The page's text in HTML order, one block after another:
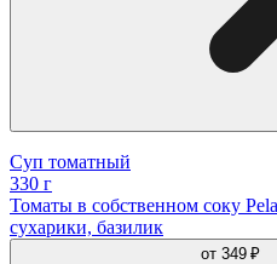
Суп томатный
330 г
Томаты в собственном соку
сухарики, базилик
от 349 ₽